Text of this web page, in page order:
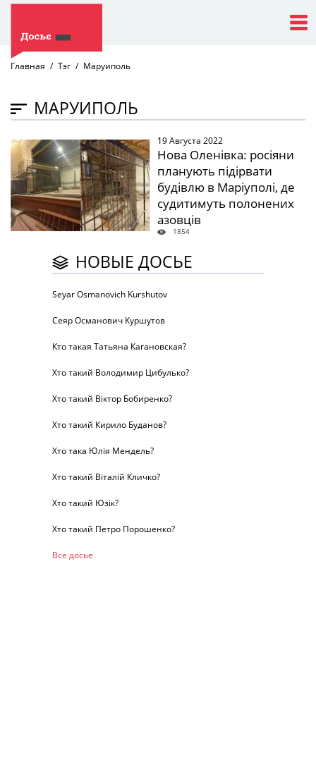
Главная Тэг Маруиполь
МАРУИПОЛЬ
" /> 19 Августа 2022
Нова Оленівка: росіяни
планують підірвати
будівлю в Маріуполі, де
судитимуть полонених
азовців
1854
НОВЫЕ ДОСЬЕ
Seyar Osmanovich Kurshutov
Сеяр Османович Куршутов
Кто такая Татьяна Кагановская?
Хто такий Володимир Цибулько?
Хто такий Віктор Бобиренко?
Хто такий Кирило Буданов?
Хто така Юлія Мендель?
Хто такий Віталій Кличко?
Хто такий Юзік?
Хто такий Петро Порошенко?
Все досье